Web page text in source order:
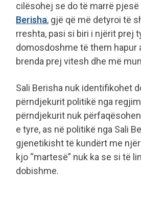
cilësohej se do të marrë pjesë
Berisha, gjë që më detyroi të
rreshta, pasi si biri i njërit prej
domosdoshme të them hapur
brenda prej vitesh dhe më
Sali Berisha nuk identifikohet
përndjekurit politikë nga
përndjekurit nuk
e tyre, as në politikë nga Sali
gjenetikisht të kundërt me
kjo “martesë” nuk ka se si të
dobishme.